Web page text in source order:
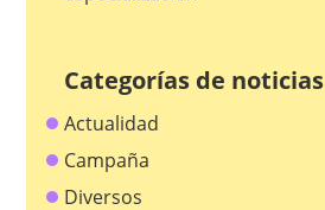
Categorías de noticias
Actualidad
Campaña
Diversos